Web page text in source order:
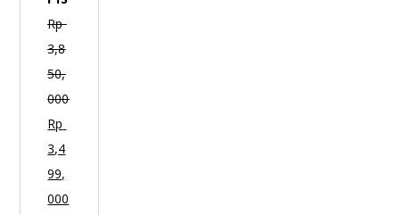
O
F
1
S
Rp
3,8
50,
000
Rp
3,4
99,
000